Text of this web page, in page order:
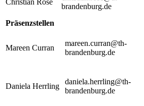
Christian Rose
brandenburg.de
Präsenzstellen
Mareen Curran
mareen.curran@th-
brandenburg.de
Daniela Herrling
daniela.herrling@th-
brandenburg.de